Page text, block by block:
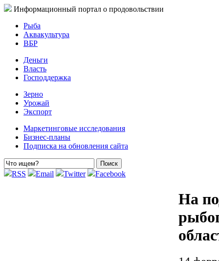
Информационный портал о продовольствии
Рыба
Аквакультура
ВБР
Деньги
Власть
Господдержка
Зерно
Урожай
Экспорт
Маркетинговые исследования
Бизнес-планы
Подписка на обновления сайта
RSS Email Twitter Facebook
На